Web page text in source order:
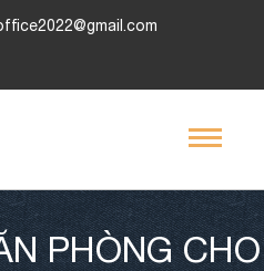
PHÒNG CHO